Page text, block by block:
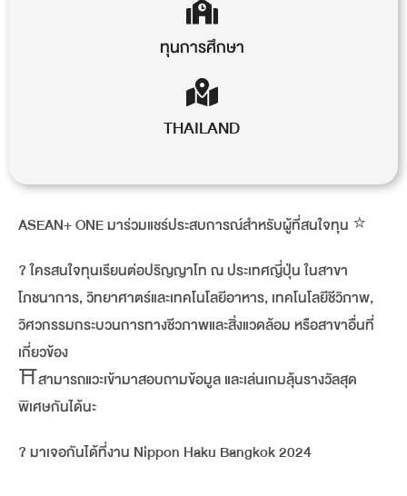
ทุนการศึกษา
THAILAND
ASEAN+ ONE มาร่วมแชร์ประสบการณ์สำหรับผู้ที่สนใจทุน ⭐️
? ใครสนใจทุนเรียนต่อปริญญาโท ณ ประเทศญี่ปุ่น ในสาขา
โภชนาการ, วิทยาศาตร์และเทคโนโลยีอาหาร, เทคโนโลยีชีวิภาพ,
วิศวกรรมกระบวนการทางชีวภาพและสิ่งแวดล้อม หรือสาขาอื่นที่
เกี่ยวข้อง
⛩สามารถแวะเข้ามาสอบถามข้อมูล และเล่นเกมลุ้นรางวัลสุด
พิเศษกันได้นะ
? มาเจอกันได้ที่งาน Nippon Haku Bangkok 2024